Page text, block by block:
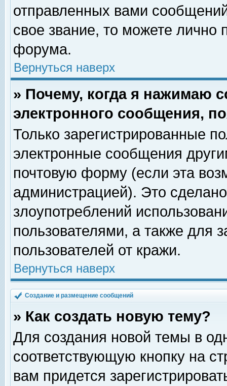
отправленных вами
свое звание, то можете лично
форума.
Вернуться наверх
» Почему, когда я нажимаю
электронного сообщения,
Только зарегистрированные
электронные сообщения
почтовую форму (если эта
администрацией). Это
злоупотреблений
пользователями, а также для
пользователей от кражи.
Вернуться наверх
Создание и размещение сообщений
» Как создать новую тему?
Для создания новой темы в
соответствующую кнопку на
вам придется